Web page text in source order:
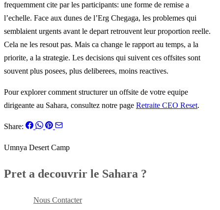
frequemment cite par les participants: une forme de remise a
l’echelle. Face aux dunes de l’Erg Chegaga, les problemes qui
semblaient urgents avant le depart retrouvent leur proportion reelle.
Cela ne les resout pas. Mais ca change le rapport au temps, a la
priorite, a la strategie. Les decisions qui suivent ces offsites sont
souvent plus posees, plus deliberees, moins reactives.
Pour explorer comment structurer un offsite de votre equipe
dirigeante au Sahara, consultez notre page Retraite CEO Reset.
Share:
Umnya Desert Camp
Pret a decouvrir le Sahara ?
Nous Contacter